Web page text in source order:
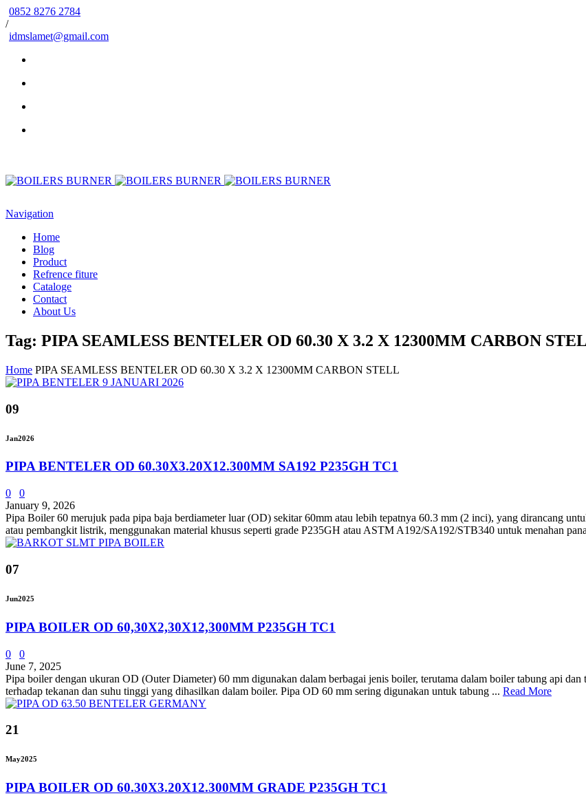
0852 8276 2784
/
idmslamet@gmail.com
Navigation
Home
Blog
Product
Refrence fiture
Cataloge
Contact
About Us
Tag: PIPA SEAMLESS BENTELER OD 60.30 X 3.2 X 12300MM CARBON
Home PIPA SEAMLESS BENTELER OD 60.30 X 3.2 X 12300MM CARBON STELL
09
Jan2026
PIPA BENTELER OD 60.30X3.20X12.300MM SA192 P235GH TC1
0
0
January 9, 2026
Pipa Boiler 60 merujuk pada pipa baja berdiameter luar (OD) sekitar 60mm atau lebih tepatnya 60.3 mm (2 inci), yang dirancang
atau pembangkit listrik, menggunakan material khusus seperti grade P235GH atau ASTM A192/SA192/STB340 untuk menahan
07
Jun2025
PIPA BOILER OD 60,30X2,30X12,300MM P235GH TC1
0
0
June 7, 2025
Pipa boiler dengan ukuran OD (Outer Diameter) 60 mm digunakan dalam berbagai jenis boiler, terutama dalam boiler tabung api
terhadap tekanan dan suhu tinggi yang dihasilkan dalam boiler. Pipa OD 60 mm sering digunakan untuk tabung ... Read More
21
May2025
PIPA BOILER OD 60.30X3.20X12.300MM GRADE P235GH TC1